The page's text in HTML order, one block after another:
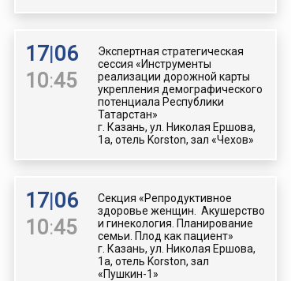
17|06
10:45
Экспертная стратегическая
сессия «Инструменты
реализации дорожной карты
укрепления демографического
потенциала Республики
Татарстан»
г. Казань, ул. Николая Ершова,
1а, отель Korston, зал «Чехов»
17|06
10:45
Секция «Репродуктивное
здоровье женщин. Акушерство
и гинекология. Планирование
семьи. Плод как пациент»
г. Казань, ул. Николая Ершова,
1а, отель Korston, зал
«Пушкин-1»